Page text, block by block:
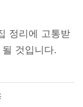
정리에 고통받
것입니다.